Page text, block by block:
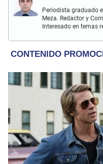
Periodista graduado
Meza. Redactor y
Interesado en temas